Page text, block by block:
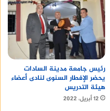
رئيس جامعة مدينة السادات
يحضر الإفطار السنوى لنادى أعضاء
هيئة التدريس
12 أبريل، 2022